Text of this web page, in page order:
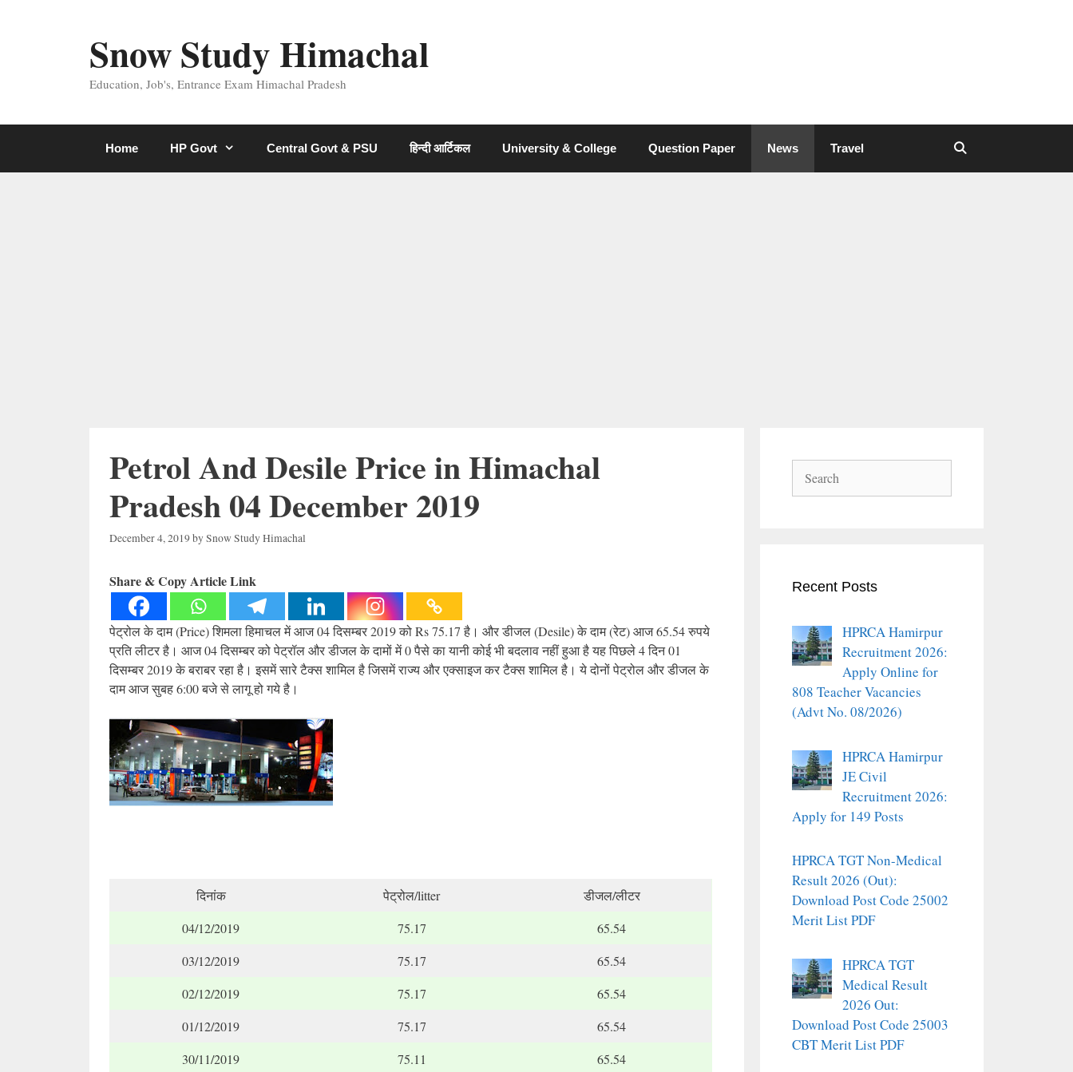
Snow Study Himachal
Education, Job's, Entrance Exam Himachal Pradesh
Home HP Govt Central Govt & PSU हिन्दी आर्टिकल University & College Question Paper News Travel
Petrol And Desile Price in Himachal
Pradesh 04 December 2019
December 4, 2019bySnow Study Himachal
Share & Copy Article Link
पेट्रोल के दाम (Price) शिमला हिमाचल में आज 04 दिसम्बर 2019 को Rs 75.17 है। और डीजल (Desile) के दाम (रेट) आज 65.54 रुपये
प्रति लीटर है। आज 04 दिसम्बर को पेट्रॉल और डीजल के दामों में 0 पैसे का यानी कोई भी बदलाव नहीं हुआ है यह पिछले 4 दिन 01
दिसम्बर 2019 के बराबर रहा है। इसमें सारे टैक्स शामिल है जिसमें राज्य और एक्साइज कर टैक्स शामिल है। ये दोनों पेट्रोल और डीजल के
दाम आज सुबह 6:00 बजे से लागू हो गये है।
दिनांक पेट्रोल/litter
डीजल/लीटर
04/12/2019
75.17
65.54
03/12/2019
75.17
65.54
02/12/2019
75.17
65.54
01/12/2019
75.17
65.54
30/11/2019
75.11
65.54
Recent Posts
HPRCA Hamirpur
Recruitment 2026:
Apply Online for
808 Teacher Vacancies
(Advt No. 08/2026)
HPRCA Hamirpur
JE Civil
Recruitment 2026:
Apply for 149 Posts
HPRCA TGT Non-Medical
Result 2026 (Out):
Download Post Code 25002
Merit List PDF
HPRCA TGT
Medical Result
2026 Out:
Download Post Code 25003
CBT Merit List PDF